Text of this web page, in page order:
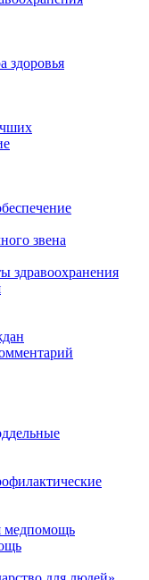
здоровья
звена
здравоохранения
медпомощь